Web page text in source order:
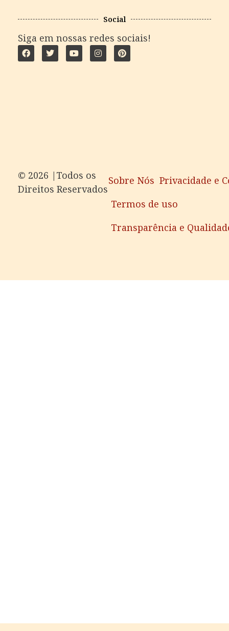
Social
Siga em nossas redes sociais!
©️ 2026 |Todos os
Direitos Reservados
Sobre Nós Privacidade e
Termos de uso
Transparência e